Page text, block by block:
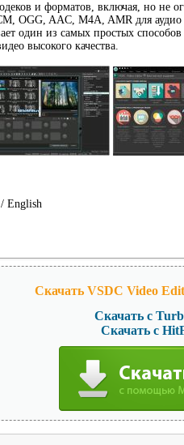
и форматов, включая, но не
OGG, AAC, M4A, AMR для
один из самых простых
высокого качества.
English
Скачать VSDC Video
Скачать с
Скачать с